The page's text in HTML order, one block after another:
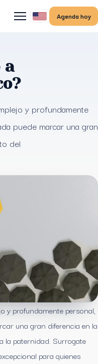
Agenda hoy
a
y profundamente
puede marcar una gran
del
y profundamente personal,
una gran diferencia en la
la paternidad. Surrogate
para quienes